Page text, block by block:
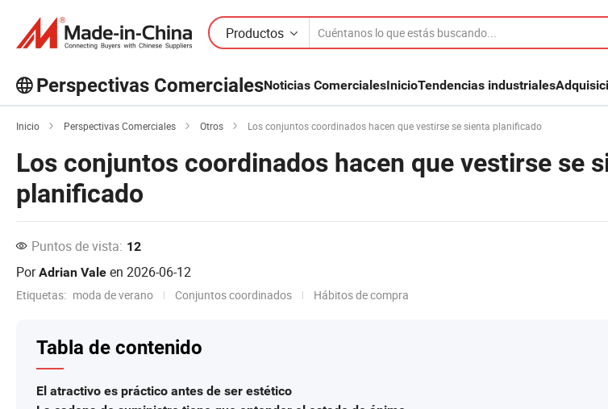
Productos
Perspectivas ComercialesNoticias ComercialesInicioTendencias industriales
¡Explora más artículos populares en
Ver Más
Inicio Perspectivas Comerciales Otros Los conjuntos coordinados hacen que vestirse se sienta planificado
Los conjuntos coordinados hacen que vestirse se
planificado
Puntos de vista: 12
PorAdrian Vale en 2026-06-12
Etiquetas: moda de verano Conjuntos coordinados Hábitos de compra
Tabla de contenido
El atractivo es práctico antes de ser estético